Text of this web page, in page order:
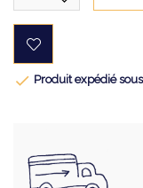
 Produit expédié